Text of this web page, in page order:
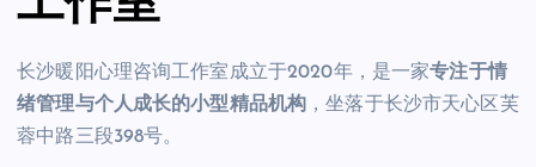
长沙暖阳心理咨询工作室成立于2020年，是一家专注于情
绪管理与个人成长的小型精品机构 ，坐落于长沙市天心区芙
蓉中路三段398号。